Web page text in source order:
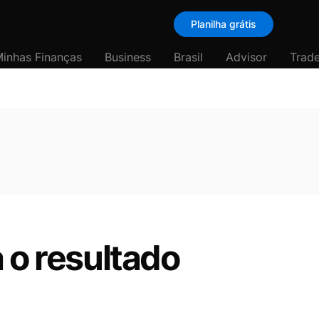
Planilha grátis
Finanças Business Brasil Advisor
resultado